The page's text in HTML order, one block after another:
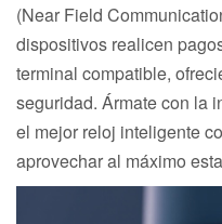
(Near Field
dispositivos realicen
terminal compatible,
seguridad. Ármate con la
el mejor reloj inteligente
aprovechar al máximo